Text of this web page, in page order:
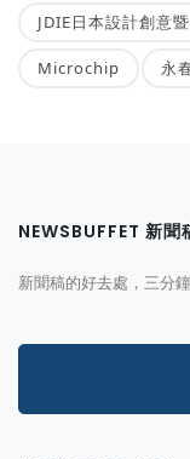
JDIE日本設計創意
Microchip 永
NEWSBUFFET 新聞
新聞稿的好去處，三分